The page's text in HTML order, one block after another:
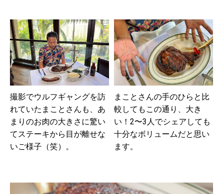
撮影でウルフギャングを訪
れていたまことさんも、あ
まりのお肉の大きさに驚い
てステーキから目が離せな
いご様子（笑）。
まことさんの手のひらと比
較してもこの通り、大き
い！2〜3人でシェアしても
十分なボリュームだと思い
ます。